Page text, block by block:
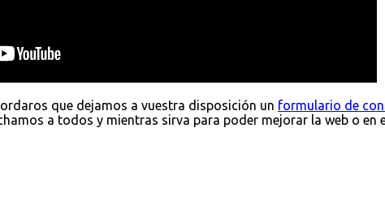
que dejamos a vuestra disposición un formulario de
a todos y mientras sirva para poder mejorar la web o